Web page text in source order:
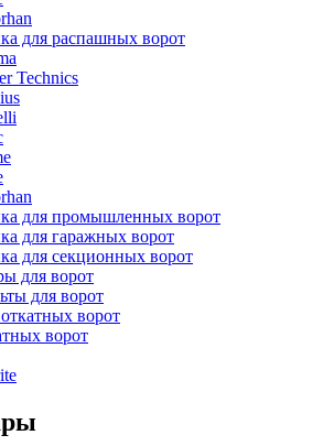
для распашных ворот
Technics
для промышленных ворот
для гаражных ворот
для секционных ворот
для ворот
для ворот
ворот
ворот